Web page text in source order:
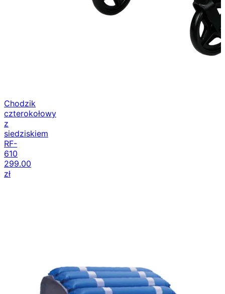
Chodzik
czterokołowy
z
siedziskiem
RF-
610
299.00
zł